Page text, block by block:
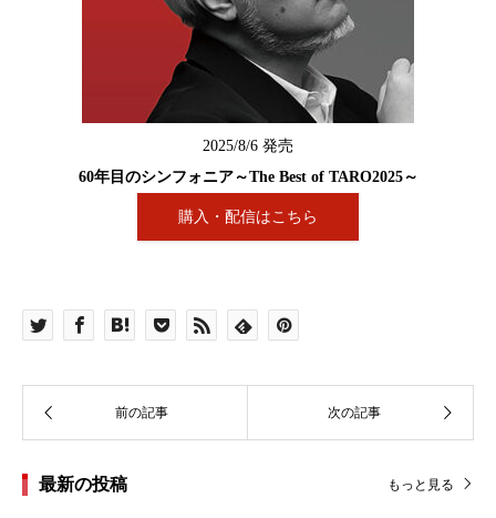
2025/8/6 発売
60年目のシンフォニア～The Best of TARO2025～
購入・配信はこちら
最新の投稿 もっと見る